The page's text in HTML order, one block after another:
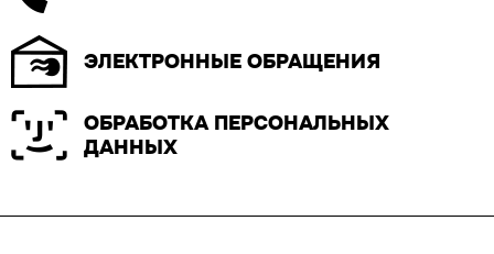
ЭЛЕКТРОННЫЕ ОБРАЩЕНИЯ
ОБРАБОТКА ПЕРСОНАЛЬНЫХ
ДАННЫХ